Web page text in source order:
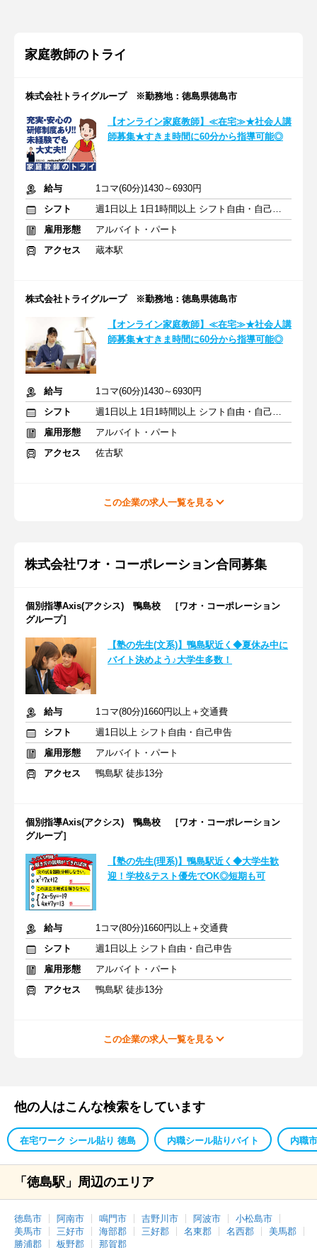
家庭教師のトライ
株式会社トライグループ ※勤務地：徳島県徳島市
【オンライン家庭教師】≪在宅≫★社会人講
師募集★すきま時間に60分から指導可能◎
給与
1コマ(60分)1430～6930円
シフト
週1日以上 1日1時間以上 シフト自由・自己申告
雇用形態
アルバイト・パート
アクセス
蔵本駅
株式会社トライグループ ※勤務地：徳島県徳島市
【オンライン家庭教師】≪在宅≫★社会人講
師募集★すきま時間に60分から指導可能◎
給与
1コマ(60分)1430～6930円
シフト
週1日以上 1日1時間以上 シフト自由・自己申告
雇用形態
アルバイト・パート
アクセス
佐古駅
この企業の求人一覧を見る
株式会社ワオ・コーポレーション合同募集
個別指導Axis(アクシス) 鴨島校 ［ワオ・コーポレーション
グループ］
【塾の先生(文系)】鴨島駅近く◆夏休み中に
バイト決めよう♪大学生多数！
給与
1コマ(80分)1660円以上＋交通費
シフト
週1日以上 シフト自由・自己申告
雇用形態
アルバイト・パート
アクセス
鴨島駅 徒歩13分
個別指導Axis(アクシス) 鴨島校 ［ワオ・コーポレーション
グループ］
【塾の先生(理系)】鴨島駅近く◆大学生歓
迎！学校&テスト優先でOK◎短期も可
給与
1コマ(80分)1660円以上＋交通費
シフト
週1日以上 シフト自由・自己申告
雇用形態
アルバイト・パート
アクセス
鴨島駅 徒歩13分
この企業の求人一覧を見る
他の人はこんな検索をしています
在宅ワーク シール貼り 徳島 内職シール貼りバイト 内職
「徳島駅」周辺のエリア
徳島市 阿南市 鳴門市 吉野川市 阿波市
小松島市
美馬市
三好市 海部郡 三好郡 名東郡 名西郡
美馬郡
勝浦郡
板野郡 那賀郡